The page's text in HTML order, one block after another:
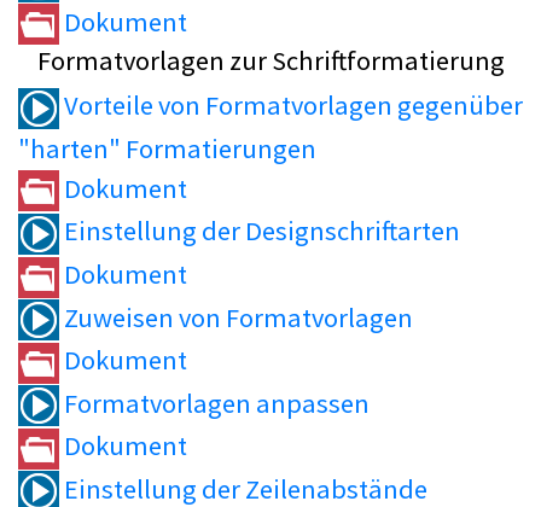
Dokument
Formatvorlagen zur Schriftformatierung
Vorteile von Formatvorlagen gegenüber
"harten" Formatierungen
Dokument
Einstellung der Designschriftarten
Dokument
Zuweisen von Formatvorlagen
Dokument
Formatvorlagen anpassen
Dokument
Einstellung der Zeilenabstände